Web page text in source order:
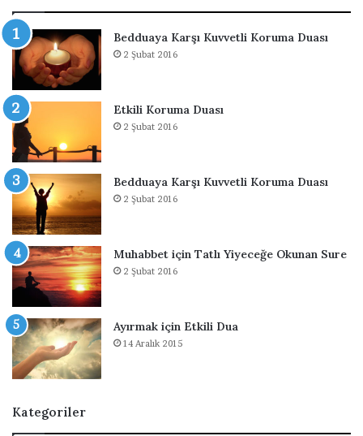
l
G
u
Bedduaya Karşı Kuvvetli Koruma Duası
2 Şubat 2016
Etkili Koruma Duası
2 Şubat 2016
Bedduaya Karşı Kuvvetli Koruma Duası
2 Şubat 2016
Muhabbet için Tatlı Yiyeceğe Okunan Sure
2 Şubat 2016
Ayırmak için Etkili Dua
14 Aralık 2015
Kategoriler